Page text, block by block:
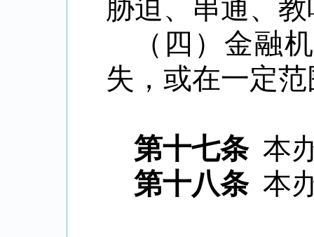
胁迫、串通、
（四）金融
失，或在一定
第十七条 本
第十八条 本